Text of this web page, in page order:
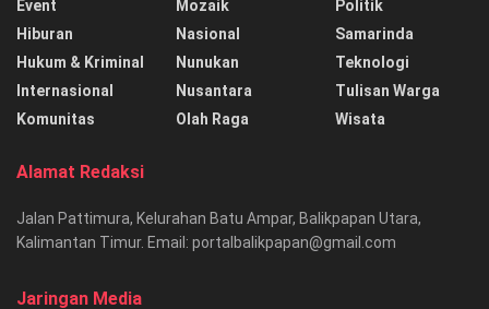
Event
Hiburan
Hukum & Kriminal
Internasional
Komunitas
Mozaik
Nasional
Nunukan
Nusantara
Olah Raga
Politik
Samarinda
Teknologi
Tulisan Warga
Wisata
Alamat Redaksi
Jalan Pattimura, Kelurahan Batu Ampar, Balikpapan Utara,
Kalimantan Timur. Email: portalbalikpapan@gmail.com
Jaringan Media